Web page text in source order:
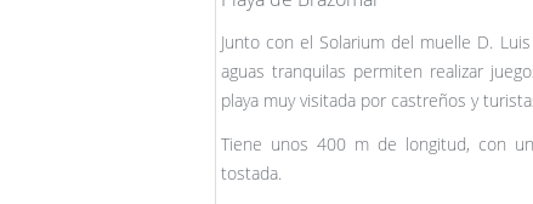
Junto con el Solarium del muelle D.
aguas tranquilas permiten realizar
playa muy visitada por castreños y
Tiene unos 400 m de longitud, con
tostada.